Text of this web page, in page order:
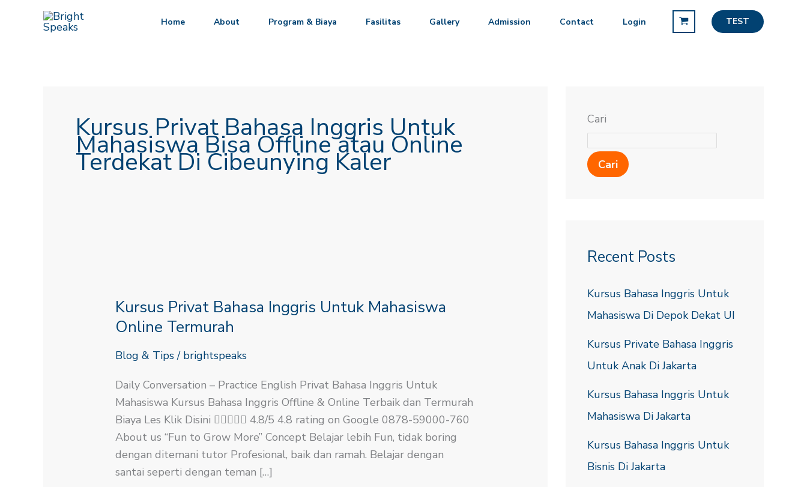
Home About Program & Biaya Fasilitas Gallery Admission Contact Login TEST
Kursus Privat Bahasa Inggris Untuk
Mahasiswa Bisa Offline atau Online
Terdekat Di Cibeunying Kaler
Kursus Privat Bahasa Inggris Untuk Mahasiswa
Online Termurah
Blog & Tips/ brightspeaks
Daily Conversation – Practice English​ Privat Bahasa Inggris Untuk
Mahasiswa Kursus Bahasa Inggris Offline & Online Terbaik dan Termurah
Biaya Les Klik Disini  4.8/5 4.8 rating on Google 0878-59000-760
About us “Fun to Grow More” Concept Belajar lebih Fun, tidak boring
dengan ditemani tutor Profesional, baik dan ramah. Belajar dengan
santai seperti dengan teman […]
Bahasa
Inggris
Mahasiswa
Termurah
Cari
Cari
Recent Posts
Kursus Bahasa Inggris Untuk
Mahasiswa Di Depok Dekat UI
Kursus Private Bahasa Inggris
Untuk Anak Di Jakarta
Kursus Bahasa Inggris Untuk
Mahasiswa Di Jakarta
Kursus Bahasa Inggris Untuk
Bisnis Di Jakarta